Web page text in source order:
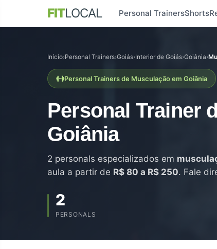
FITLOCAL Personal TrainersShorts
Início›Personal Trainers›Goiás›Interior de Goiás›Goiânia›
Personal Trainers de Musculação em Goiânia
Personal Trainer
Goiânia
2 personals especializados em
aula a partir de R$ 80 a R$ 250. Fale
2
PERSONALS